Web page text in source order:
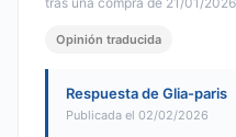
Opinión traducida
Respuesta de Glia-paris
Publicada el 02/02/2026